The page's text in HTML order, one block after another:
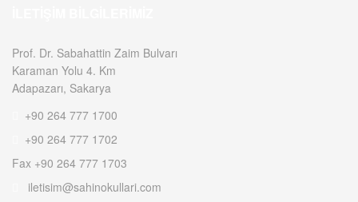
Prof. Dr. Sabahattin Zaim Bulvarı
Karaman Yolu 4. Km
Adapazarı, Sakarya
+90 264 777 1700
+90 264 777 1702
Fax +90 264 777 1703
iletisim@sahinokullari.com